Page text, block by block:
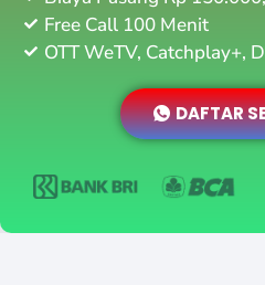
Free Call 100 Menit
OTT WeTV, Catchplay+,
DAFTAR